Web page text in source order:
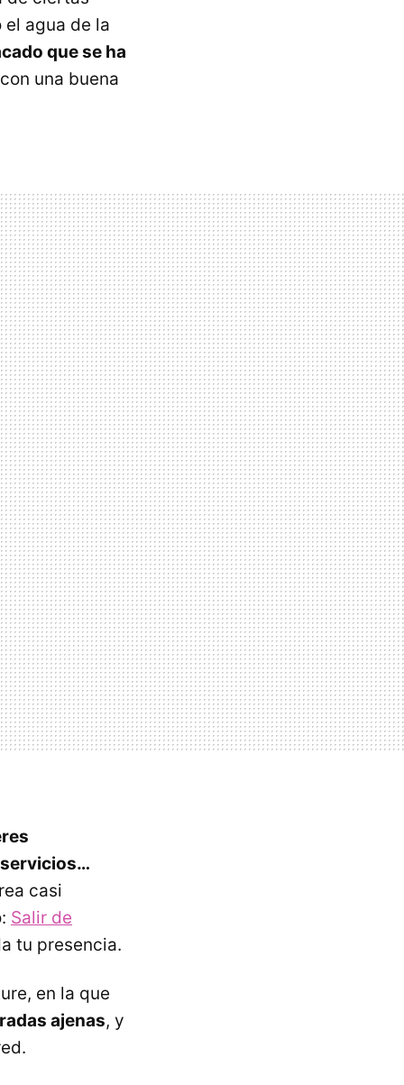
agua de la
que se ha
una buena
servicios…
casi
Salir de
tu presencia.
en la que
ajenas, y